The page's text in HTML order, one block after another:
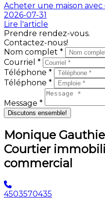
Acheter une maison avec
2026-07-31
Lire l'article
Prendre rendez-vous.
Contactez-nous!
Nom complet *
Courriel *
Téléphone *
Téléphone *
Message *
Discutons ensemble!
Monique
Courtier
commercial
4503570435